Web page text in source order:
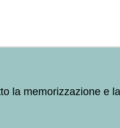
la memorizzazione e